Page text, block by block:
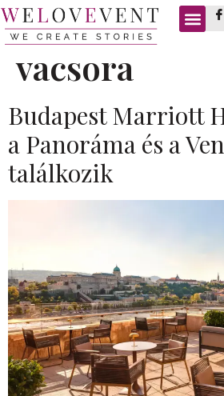
Címke:üzleti
vacsora
Budapest Marriott
a Panoráma és a
találkozik